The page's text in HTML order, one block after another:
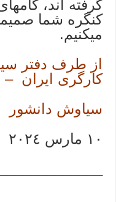
گرفته اند،
کنگره شما
میکنیم.
از طرف دفتر
کارگری ایران
سیاوش دانشور
١٠ مارس ٢٠٢٤